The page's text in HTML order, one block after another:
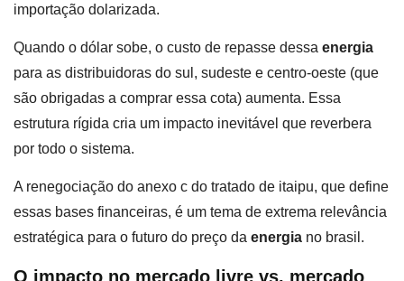
importação dolarizada.
Quando o dólar sobe, o custo de repasse dessa energia
para as distribuidoras do sul, sudeste e centro-oeste (que
são obrigadas a comprar essa cota) aumenta. Essa
estrutura rígida cria um impacto inevitável que reverbera
por todo o sistema.
A renegociação do anexo c do tratado de itaipu, que define
essas bases financeiras, é um tema de extrema relevância
estratégica para o futuro do preço da energia no brasil.
O impacto no mercado livre vs. mercado